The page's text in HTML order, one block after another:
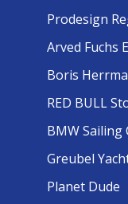
Prodesign
Arved Fuchs
Boris
RED BULL
BMW Sailing
Greubel
Planet Dude